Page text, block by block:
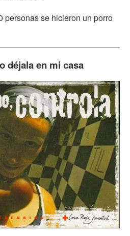
personas se hicieron un porro
déjala en mi casa